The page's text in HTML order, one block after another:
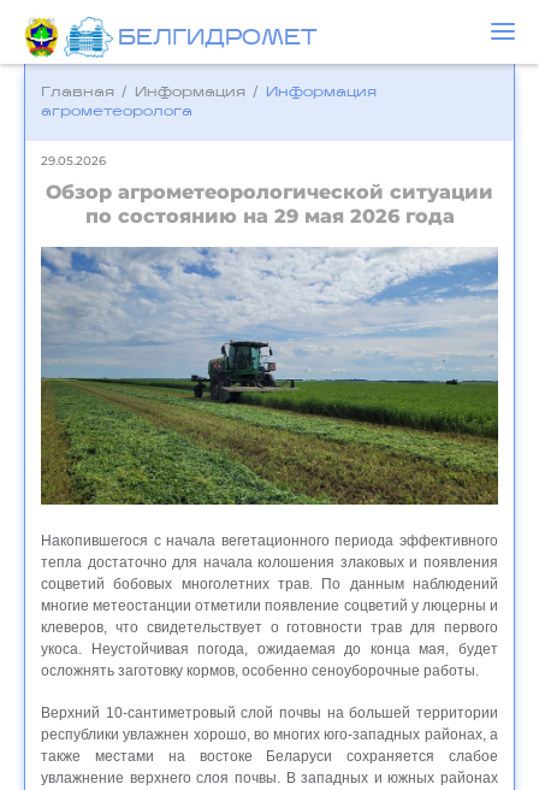
БЕЛГИДРОМЕТ
Главная / Информация /
Информация
агрометеоролога
29.05.2026
Обзор агрометеорологической ситуации
по состоянию на 29 мая 2026 года
Накопившегося с начала вегетационного периода эффективного
тепла достаточно для начала колошения злаковых и появления
соцветий бобовых многолетних трав. По данным наблюдений
многие метеостанции отметили появление соцветий у люцерны и
клеверов, что свидетельствует о готовности трав для первого
укоса. Неустойчивая погода, ожидаемая до конца мая, будет
осложнять заготовку кормов, особенно сеноуборочные работы.
Верхний 10-сантиметровый слой почвы на большей территории
республики увлажнен хорошо, во многих юго-западных районах, а
также местами на востоке Беларуси сохраняется слабое
увлажнение верхнего слоя почвы. В западных и южных районах